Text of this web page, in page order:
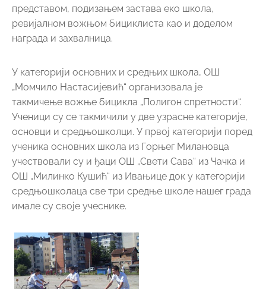
представом, подизањем застава еко школа,
ревијалном вожњом бициклиста као и доделом
награда и захвалница.
У категорији основних и средњих школа, ОШ
„Момчило Настасијевић“ организовала је
такмичење вожње бицикла „Полигон спретности“.
Ученици су се такмичили у две узрасне категорије,
основци и средњошколци. У првој категорији поред
ученика основних школа из Горњег Милановца
учествовали су и ђаци ОШ „Свети Сава“ из Чачка и
ОШ „Милинко Кушић“ из Ивањице док у категорији
средњошколаца све три средње школе нашег града
имале су своје учеснике.